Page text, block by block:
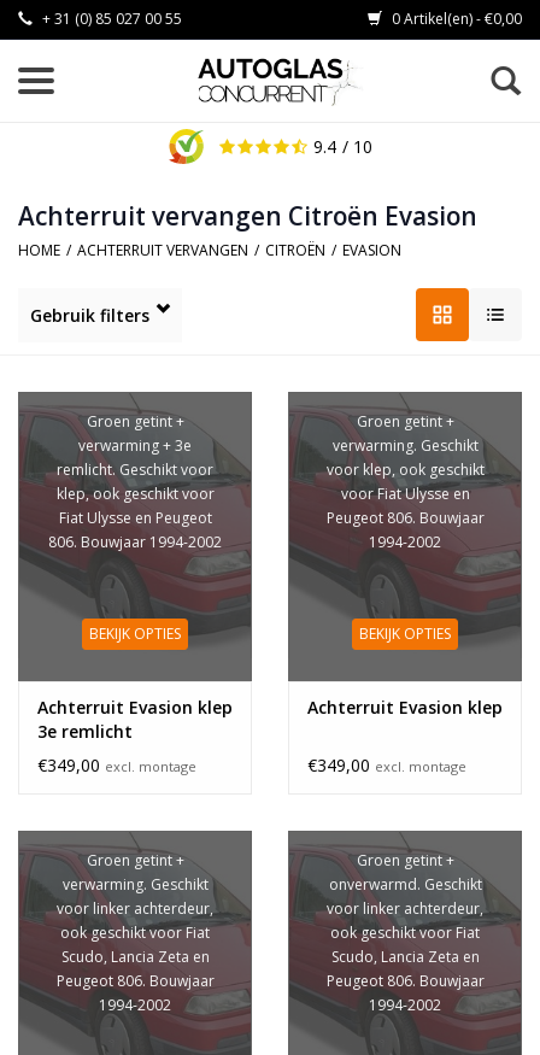
+ 31 (0) 85 027 00 55 0 Artikel(en) - €0,00
9.4 / 10
Achterruit vervangen Citroën Evasion
HOME / ACHTERRUIT VERVANGEN / CITROËN / EVASION
Gebruik filters
Groen getint +
verwarming + 3e
remlicht. Geschikt voor
klep, ook geschikt voor
Fiat Ulysse en Peugeot
806. Bouwjaar 1994-2002
BEKIJK OPTIES
Achterruit Evasion klep
3e remlicht
€349,00 excl. montage
Groen getint +
verwarming. Geschikt
voor klep, ook geschikt
voor Fiat Ulysse en
Peugeot 806. Bouwjaar
1994-2002
BEKIJK OPTIES
Achterruit Evasion klep
€349,00 excl. montage
Groen getint +
verwarming. Geschikt
voor linker achterdeur,
ook geschikt voor Fiat
Scudo, Lancia Zeta en
Peugeot 806. Bouwjaar
1994-2002
Groen getint +
onverwarmd. Geschikt
voor linker achterdeur,
ook geschikt voor Fiat
Scudo, Lancia Zeta en
Peugeot 806. Bouwjaar
1994-2002